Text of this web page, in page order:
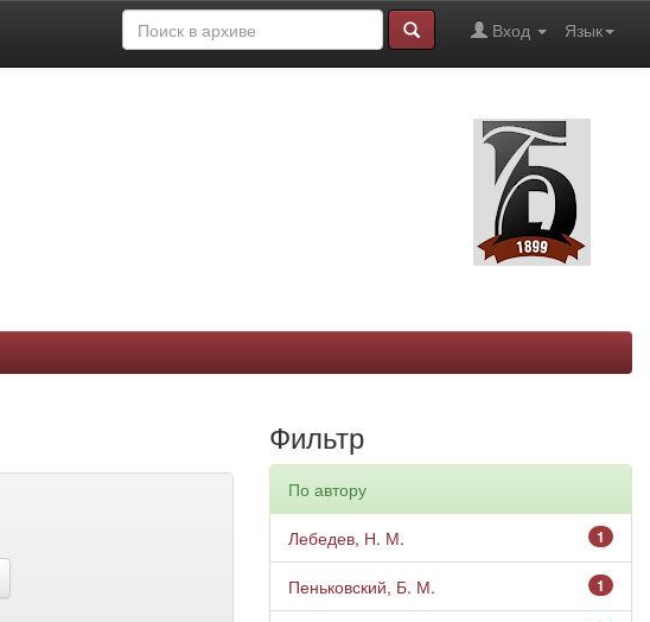
Язык
Вход
Фильтр
По автору
1
Лебедев, Н. М.
1
Пеньковский, Б. М.